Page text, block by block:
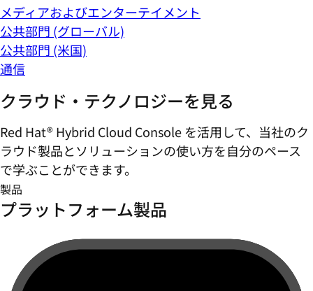
メディアおよびエンターテイメント
公共部門 (グローバル)
公共部門 (米国)
通信
クラウド・テクノロジーを見る
Red Hat® Hybrid Cloud Console を活用して、当社のク
ラウド製品とソリューションの使い方を自分のペース
で学ぶことができます。
製品
プラットフォーム製品